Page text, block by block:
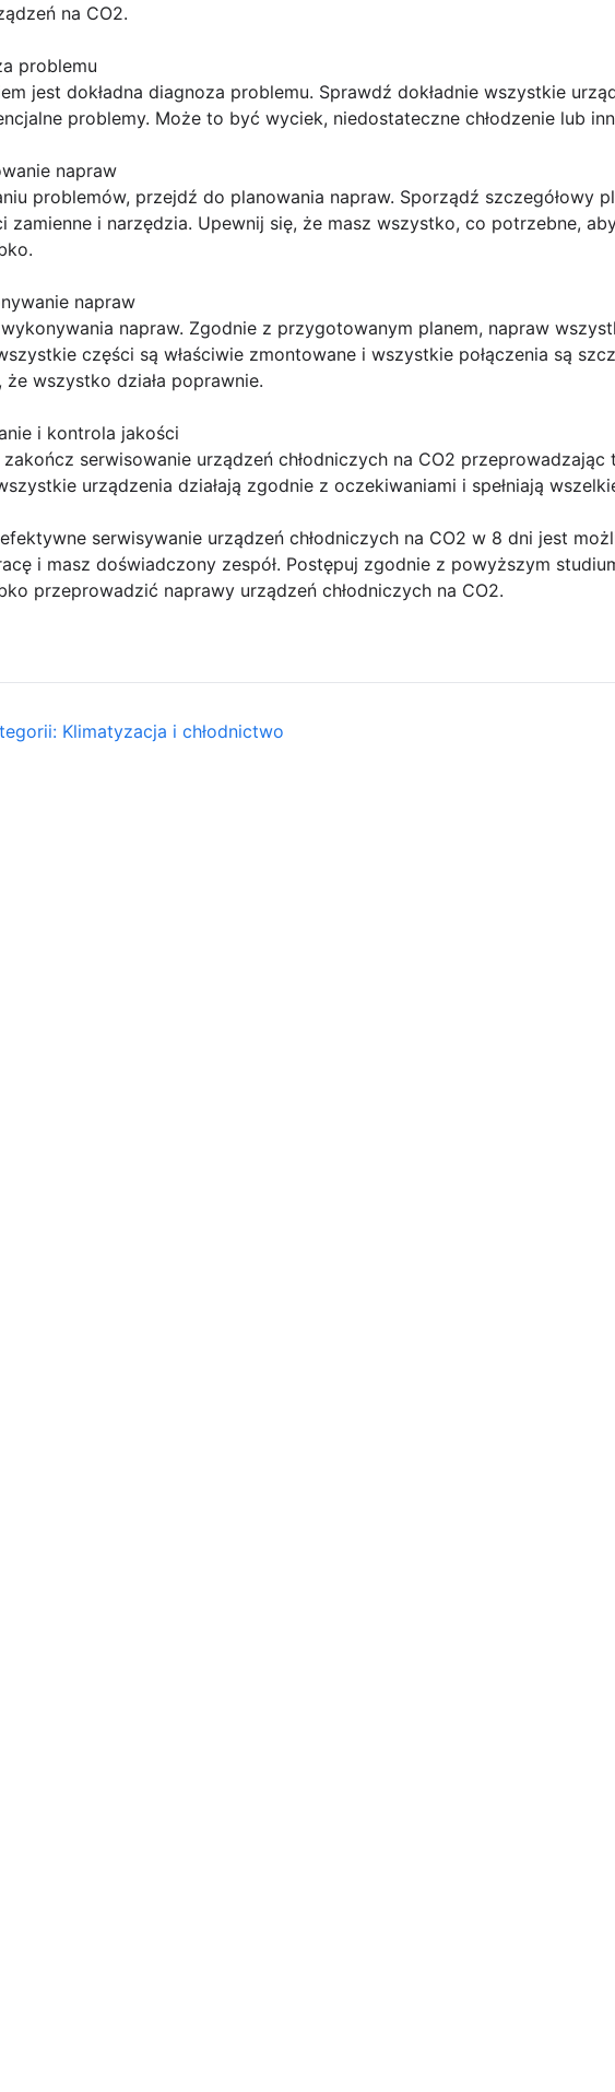
na CO2.
problemu
jest dokładna diagnoza problemu. Sprawdź dokładnie wszystkie
problemy. Może to być wyciek, niedostateczne chłodzenie lub
napraw
problemów, przejdź do planowania napraw. Sporządź szczegółowy
zamienne i narzędzia. Upewnij się, że masz wszystko, co potrzebne,
napraw
napraw. Zgodnie z przygotowanym planem, napraw
części są właściwie zmontowane i wszystkie połączenia są
wszystko działa poprawnie.
i kontrola jakości
serwisowanie urządzeń chłodniczych na CO2
urządzenia działają zgodnie z oczekiwaniami i spełniają
serwisywanie urządzeń chłodniczych na CO2 w 8 dni jest
i masz doświadczony zespół. Postępuj zgodnie z powyższym
przeprowadzić naprawy urządzeń chłodniczych na CO2.
Klimatyzacja i chłodnictwo